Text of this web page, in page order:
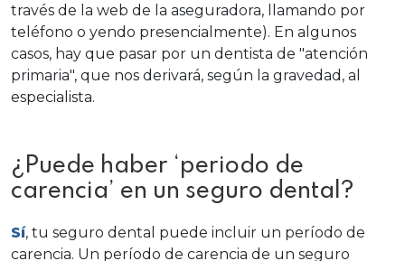
través de la web de la aseguradora, llamando por
teléfono o yendo presencialmente). En algunos
casos, hay que pasar por un dentista de "atención
primaria", que nos derivará, según la gravedad, al
especialista.
¿Puede haber ‘periodo de
carencia’ en un seguro dental?
Sí, tu seguro dental puede incluir un período de
carencia. Un período de carencia de un seguro